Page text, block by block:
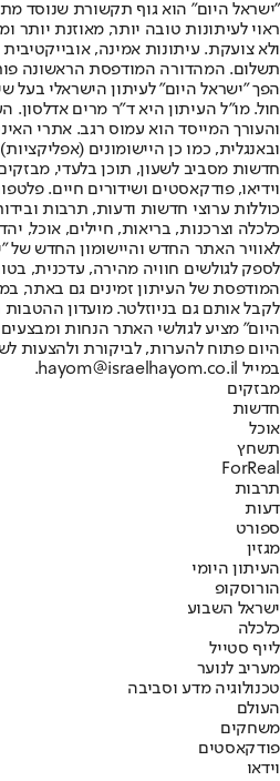
"ישראל היום" הוא גוף תקשורת שנוסד
ראוי לעיתונות טובה יותר, מאוזנת יותר
ולא צועקת. עיתונות אמינה,
הפך "ישראל היום" לעיתון הישראלי בעל
חול. מו"ל העיתון היא ד"ר מרים אדלסון.
והעורך המייסד הוא עמוס רגב. אתרי
חדשות מסביב לשעון, תוכן בלעדי, מבזקים
וידיאו, פודקאסטים ושידורים חיים.
כוללות ערוצי חדשות ודעות, תרבות
לאוויר האתר החדש והיישומון החדש של
לספק לגולשים חוויה מהירה, עדכנית,
המודפסת של העיתון זמינים גם באתר,
לקבל אותם גם בניוזלטר. מועדון
היום" מציע לגולשי האתר הנחות
היום פתוח להערות, לביקורת ולהצעות
במייל hayom@israelhayom.co.il.
מבזקים
חדשות
אוכל
תשחץ
ForReal
תרבות
דעות
ספורט
מגזין
העיתון היומי
הורוסקופ
ישראל השבוע
כלכלה
לייף סטייל
מעריב לנוער
טכנולוגיה מדע וסביבה
העולם
משחקים
פודקאסטים
וידאו